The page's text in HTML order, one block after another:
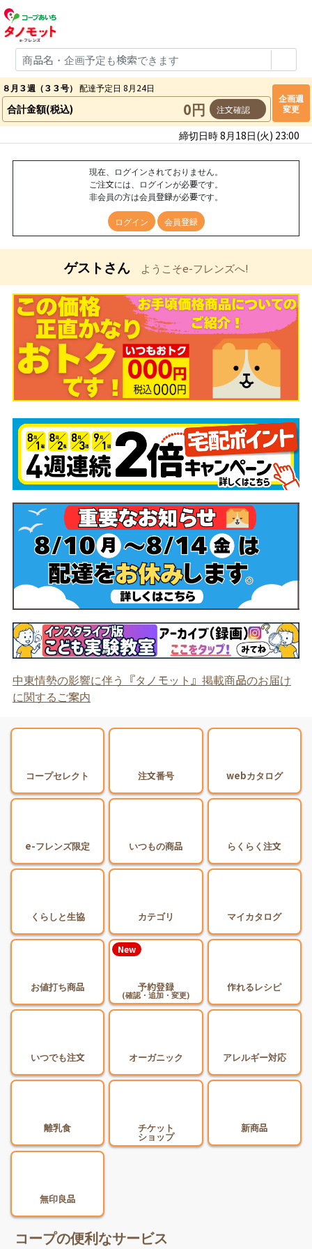
８月３週（３３号） 配達予定日 8月24日
合計金額(税込) 0円 注文確認
企画週
変更
締切日時 8月18日(火) 23:00
現在、ログインされておりません。
ご注文には、ログインが必要です。
非会員の方は会員登録が必要です。
ログイン 会員登録
ゲストさんようこそe-フレンズへ!
中東情勢の影響に伴う『タノモット』掲載商品のお届け
に関するご案内
コープセレクト 注文番号 webカタログ
e-フレンズ限定 いつもの商品 らくらく注文
くらしと生協 カテゴリ マイカタログ
お値打ち商品 予約登録
(確認・追加・変更)
New
作れるレシピ
いつでも注文 オーガニック アレルギー対応
離乳食 チケット
ショップ
新商品
無印良品
コープの便利なサービス